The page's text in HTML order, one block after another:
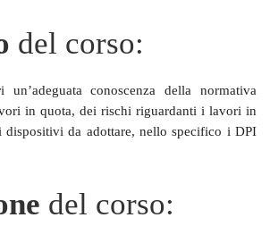
del corso:
conoscenza della normativa
in quota, dei rischi riguardanti i lavori in
dispositivi da adottare, nello specifico i DPI
del corso: